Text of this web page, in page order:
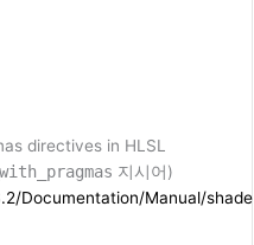
directives in HLSL
지시어)
Documentation/Manual/